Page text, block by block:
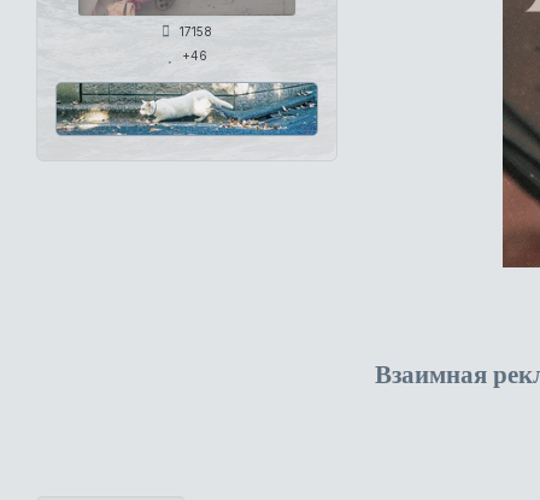
17158
+46
Взаимная